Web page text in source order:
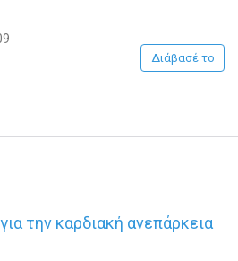
Διάβασέ το
την καρδιακή ανεπάρκεια